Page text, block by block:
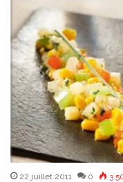
22 juillet 2011 0 3